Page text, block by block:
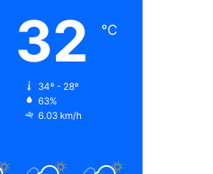
32 ℃
34º - 28º
63%
6.03 km/h